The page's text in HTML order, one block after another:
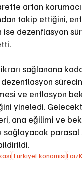
artan
takip ettiğini,
ise dezenflasyon
sağlanana
ve enflasyon
yineledi.
ana eğilimi ve
parasal
TürkiyeEkonomisi